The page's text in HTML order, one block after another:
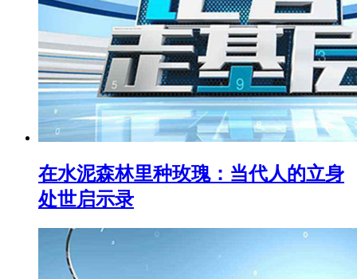
在水泥森林里种玫瑰：当代人的立身
处世启示录